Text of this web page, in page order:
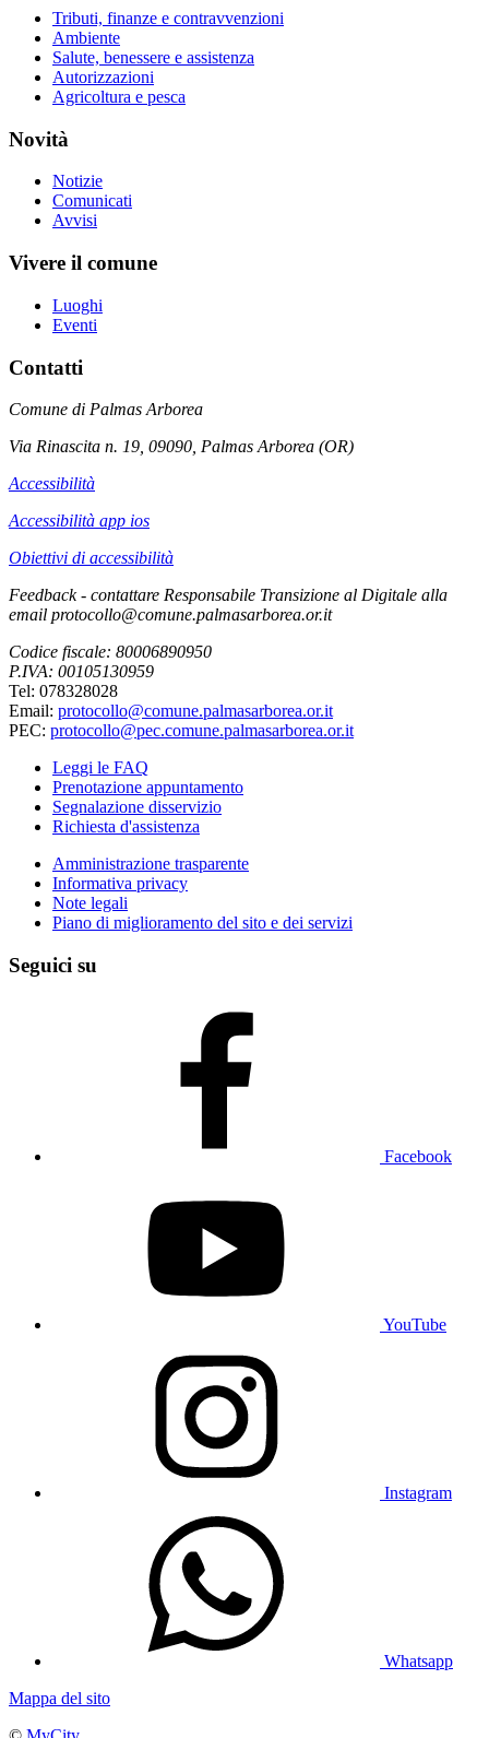
Tributi, finanze e contravvenzioni
Ambiente
Salute, benessere e assistenza
Autorizzazioni
Agricoltura e pesca
Novità
Notizie
Comunicati
Avvisi
Vivere il comune
Luoghi
Eventi
Contatti
Comune di Palmas Arborea
Via Rinascita n. 19, 09090, Palmas Arborea (OR)
Accessibilità
Accessibilità app ios
Obiettivi di accessibilità
Feedback - contattare Responsabile Transizione al Digitale alla
email protocollo@comune.palmasarborea.or.it
Codice fiscale: 80006890950
P.IVA: 00105130959
Tel: 078328028
Email: protocollo@comune.palmasarborea.or.it
PEC: protocollo@pec.comune.palmasarborea.or.it
Leggi le FAQ
Prenotazione appuntamento
Segnalazione disservizio
Richiesta d'assistenza
Amministrazione trasparente
Informativa privacy
Note legali
Piano di miglioramento del sito e dei servizi
Seguici su
Facebook
YouTube
Instagram
Whatsapp
Mappa del sito